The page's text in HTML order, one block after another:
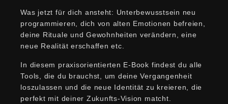
Was jetzt für dich ansteht: Unterbewusstsein neu
programmieren, dich von alten Emotionen befreien,
deine Rituale und Gewohnheiten verändern, eine
neue Realität erschaffen etc.
In diesem praxisorientierten E-Book findest du alle
Tools, die du brauchst, um deine Vergangenheit
loszulassen und die neue Identität zu kreieren, die
perfekt mit deiner Zukunfts-Vision matcht.